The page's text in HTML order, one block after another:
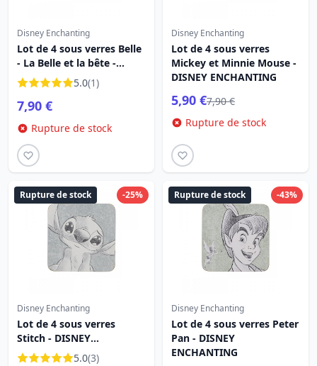
Disney Enchanting
Lot de 4 sous verres Belle
- La Belle et la bête -
DISNEY ENCHANTING
5.0(1)
7,90 €
Rupture de stock
Disney Enchanting
Lot de 4 sous verres
Mickey et Minnie Mouse -
DISNEY ENCHANTING
5,90 €7,90 €
Rupture de stock
-25%
Rupture de stock
Disney Enchanting
Lot de 4 sous verres
Stitch - DISNEY
ENCHANTING
5.0(3)
-43%
Rupture de stock
Disney Enchanting
Lot de 4 sous verres Peter
Pan - DISNEY
ENCHANTING